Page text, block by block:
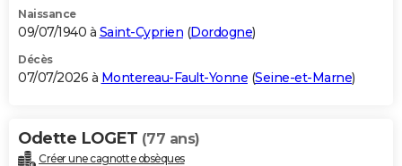
PHOTO
GUIDES D'ACHAT
BONS PLANS
Carte de Noël
Carte Bonne année
Carte Saint-Valentin
Carte Pâques
Carte d'anniversaire
DICTIONNAIRE
Naissance
09/07/1940 à Saint-Cyprien (Dordogne)
Décès
07/07/2026 à Montereau-Fault-Yonne (Seine-et-Marne)
Odette LOGET (77 ans)
Créer une cagnotte obsèques